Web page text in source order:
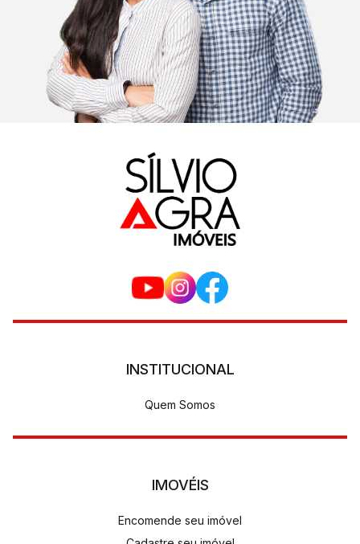
INSTITUCIONAL
Quem Somos
IMOVÉIS
Encomende seu imóvel